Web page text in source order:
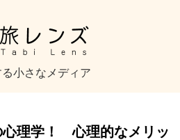
小さなメディア
心理学！ 心理的なメリッ